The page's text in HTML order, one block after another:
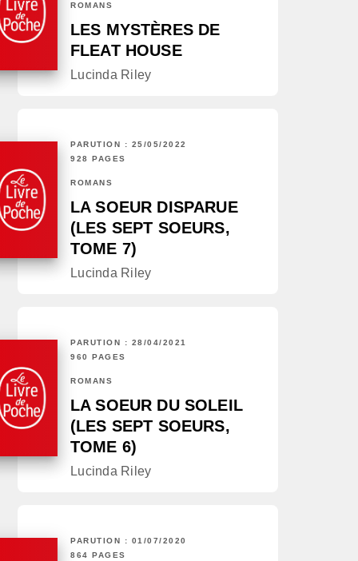
ROMANS
LES MYSTÈRES DE
FLEAT HOUSE
Lucinda Riley
PARUTION : 25/05/2022
928 PAGES
ROMANS
LA SOEUR DISPARUE
(LES SEPT SOEURS,
TOME 7)
Lucinda Riley
PARUTION : 28/04/2021
960 PAGES
ROMANS
LA SOEUR DU SOLEIL
(LES SEPT SOEURS,
TOME 6)
Lucinda Riley
PARUTION : 01/07/2020
864 PAGES